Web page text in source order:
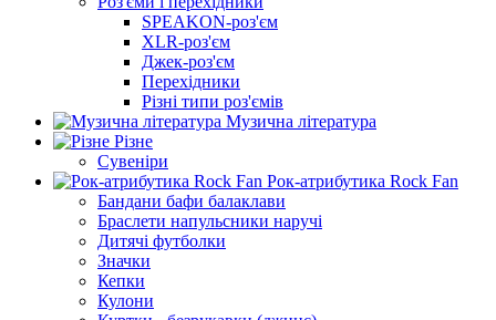
SPEAKON-роз'єм
XLR-роз'єм
Джек-роз'єм
Перехідники
Різні типи роз'ємів
Музична література
Різне
Сувеніри
Рок-атрибутика Rock Fan
Бандани бафи балаклави
Браслети напульсники наручі
Дитячі футболки
Значки
Кепки
Кулони